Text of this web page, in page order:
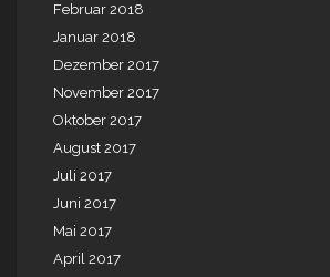
Februar 2018
Januar 2018
Dezember 2017
November 2017
Oktober 2017
August 2017
Juli 2017
Juni 2017
Mai 2017
April 2017